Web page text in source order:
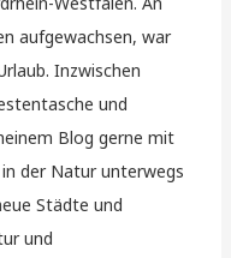
aufgewachsen, war
Inzwischen
und
Blog gerne mit
der Natur unterwegs
Städte und
und